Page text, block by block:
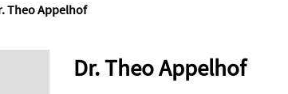
Theo Appelhof
Dr. Theo Appelhof